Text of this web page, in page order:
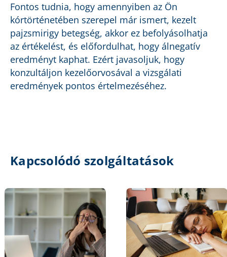
Fontos tudnia, hogy amennyiben az Ön
kórtörténetében szerepel már ismert, kezelt
pajzsmirigy betegség, akkor ez befolyásolhatja
az értékelést, és előfordulhat, hogy álnegatív
eredményt kaphat. Ezért javasoljuk, hogy
konzultáljon kezelőorvosával a vizsgálati
eredmények pontos értelmezéséhez.
Kapcsolódó szolgáltatások